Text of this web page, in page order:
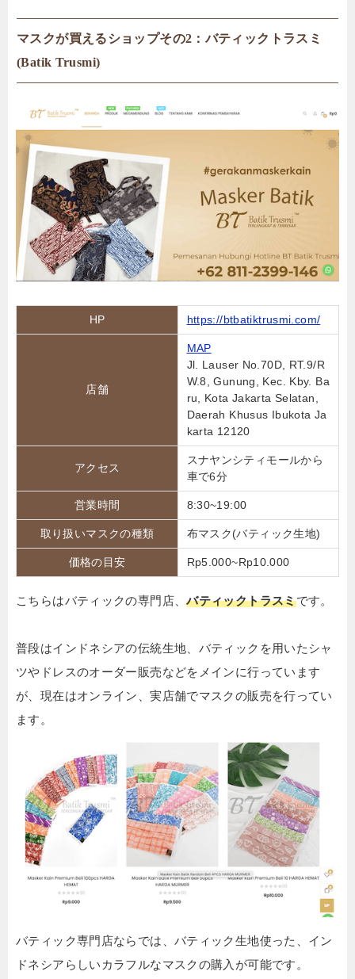
マスクが買えるショップその2：バティックトラスミ
(Batik Trusmi)
HP https://btbatiktrusmi.com/
店舗
MAP
Jl. Lauser No.70D, RT.9/R
W.8, Gunung, Kec. Kby. Ba
ru, Kota Jakarta Selatan,
Daerah Khusus Ibukota Ja
karta 12120
アクセス
スナヤンシティモールから
車で6分
営業時間 8:30~19:00
取り扱いマスクの種類 布マスク(バティック生地)
価格の目安 Rp5.000~Rp10.000
こちらはバティックの専門店、バティックトラスミです。
普段はインドネシアの伝統生地、バティックを用いたシャ
ツやドレスのオーダー販売などをメインに行っています
が、現在はオンライン、実店舗でマスクの販売を行ってい
ます。
バティック専門店ならでは、バティック生地使った、イン
ドネシアらしいカラフルなマスクの購入が可能です。